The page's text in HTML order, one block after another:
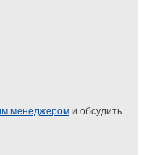
менеджером и обсудить